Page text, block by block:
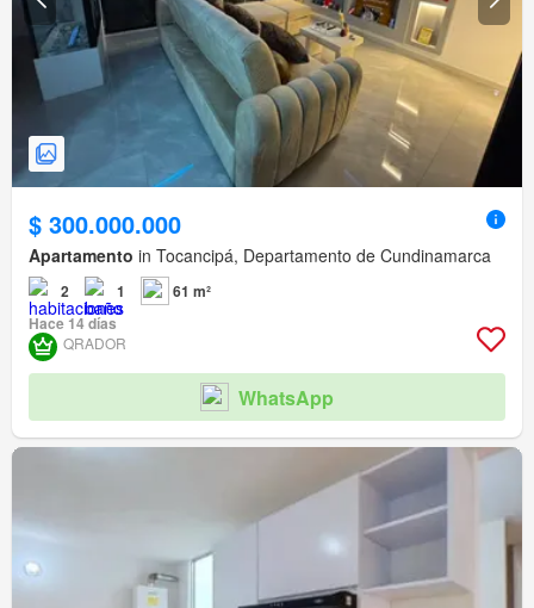
$ 300.000.000
Apartamento in Tocancipá, Departamento de Cundinamarca
2 1
61 m²
Hace 14 días
QRADOR
WhatsApp